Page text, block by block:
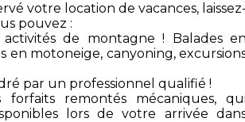
votre location de vacances,
pouvez :
de montagne ! Balades
en motoneige, canyoning,
par un professionnel qualifié !
forfaits remontés mécaniques,
lors de votre arrivée